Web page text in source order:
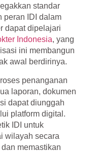
standar
peran IDI dalam
dapat dipelajari
Indonesia, yang
ini membangun
awal berdirinya.
penanganan
laporan, dokumen
dapat diunggah
platform digital.
IDI untuk
wilayah secara
memastikan